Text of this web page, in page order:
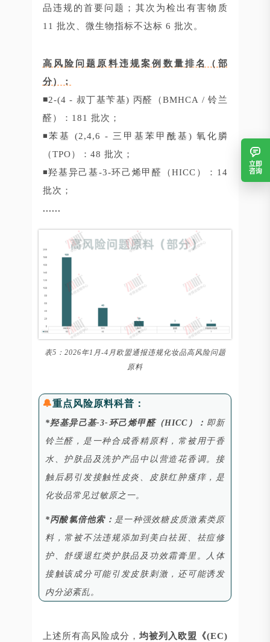
品违规的首要问题；其次为检出有害物质
11 批次、微生物指标不达标 6 批次。
高风险问题原料违规案例数量排名（部
分）：
◾2-(4 - 叔丁基苄基) 丙醛（BMHCA / 铃兰
醛）：181 批次；
◾苯基 (2,4,6 - 三甲基苯甲酰基) 氧化膦
（TPO）：48 批次；
◾羟基异己基-3-环己烯甲醛（HICC）：14
批次；
......
表5：2026年1月-4月欧盟通报违规化妆品高风险问题
原料
🔔重点风险原料科普：
*羟基异己基-3-环己烯甲醛（HICC）： 即新
铃兰醛，是一种合成香精原料，常被用于香
水、护肤品及洗护产品中以营造花香调。接
触后易引发接触性皮炎、皮肤红肿瘙痒，是
化妆品常见过敏原之一。
*丙酸氯倍他索： 是一种强效糖皮质激素类原
料，常被不法违规添加到美白祛斑、祛痘修
护、舒缓退红类护肤品及功效霜膏里。人体
接触该成分可能引发皮肤刺激，还可能诱发
内分泌紊乱。
上述所有高风险成分，均被列入欧盟《(EC)
立即
咨询